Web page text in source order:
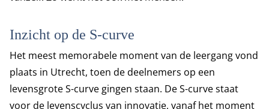
Inzicht op de S-curve
Het meest memorabele moment van de leergang vond
plaats in Utrecht, toen de deelnemers op een
levensgrote S-curve gingen staan. De S-curve staat
voor de levenscyclus van innovatie, vanaf het moment